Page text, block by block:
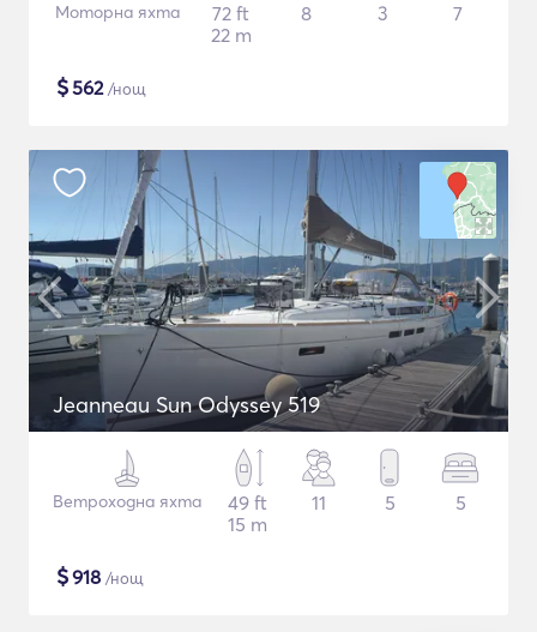
Моторна яхта
72 ft
22 m
8 3 7
$562/нощ
Jeanneau Sun Odyssey 519
Ветроходна яхта
49 ft
15 m
11 5 5
$918 /нощ